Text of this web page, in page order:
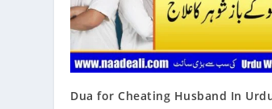
Dua for Cheating Husband In